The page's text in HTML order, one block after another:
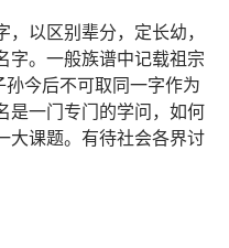
以区别辈分，定长幼，
字。一般族谱中记载祖宗
孙今后不可取同一字作为
是一门专门的学问，如何
大课题。有待社会各界讨